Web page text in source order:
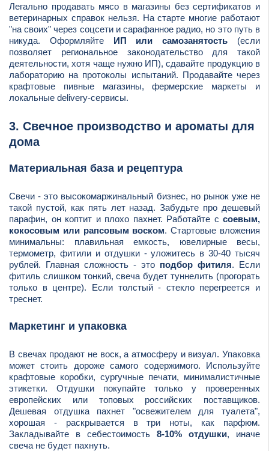
Легально продавать мясо в магазины без сертификатов и
ветеринарных справок нельзя. На старте многие работают
"на своих" через соцсети и сарафанное радио, но это путь в
никуда. Оформляйте ИП или самозанятость (если
позволяет региональное законодательство для такой
деятельности, хотя чаще нужно ИП), сдавайте продукцию в
лабораторию на протоколы испытаний. Продавайте через
крафтовые пивные магазины, фермерские маркеты и
локальные delivery-сервисы.
3. Свечное производство и ароматы для
дома
Материальная база и рецептура
Свечи - это высокомаржинальный бизнес, но рынок уже не
такой пустой, как пять лет назад. Забудьте про дешевый
парафин, он коптит и плохо пахнет. Работайте с соевым,
кокосовым или рапсовым воском. Стартовые вложения
минимальны: плавильная емкость, ювелирные весы,
термометр, фитили и отдушки - уложитесь в 30-40 тысяч
рублей. Главная сложность - это подбор фитиля. Если
фитиль слишком тонкий, свеча будет туннелить (прогорать
только в центре). Если толстый - стекло перегреется и
треснет.
Маркетинг и упаковка
В свечах продают не воск, а атмосферу и визуал. Упаковка
может стоить дороже самого содержимого. Используйте
крафтовые коробки, сургучные печати, минималистичные
этикетки. Отдушки покупайте только у проверенных
европейских или топовых российских поставщиков.
Дешевая отдушка пахнет "освежителем для туалета",
хорошая - раскрывается в три ноты, как парфюм.
Закладывайте в себестоимость 8-10% отдушки, иначе
свеча не будет пахнуть.